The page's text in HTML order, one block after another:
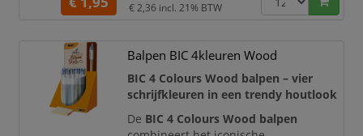
schuifknoppen wisselt u snel tussen
correcties, planningen en
kleurcodering geen vier losse pennen
nodig.
Deze Fashion-uitvoering heeft een
eigentijdse uit
€ 2,36 incl. 21% BTW
Balpen BIC 4kleuren Wood
BIC 4 Colours Wood balpen – vier
schrijfkleuren in een trendy houtlook
De BIC 4 Colours Wood balpen